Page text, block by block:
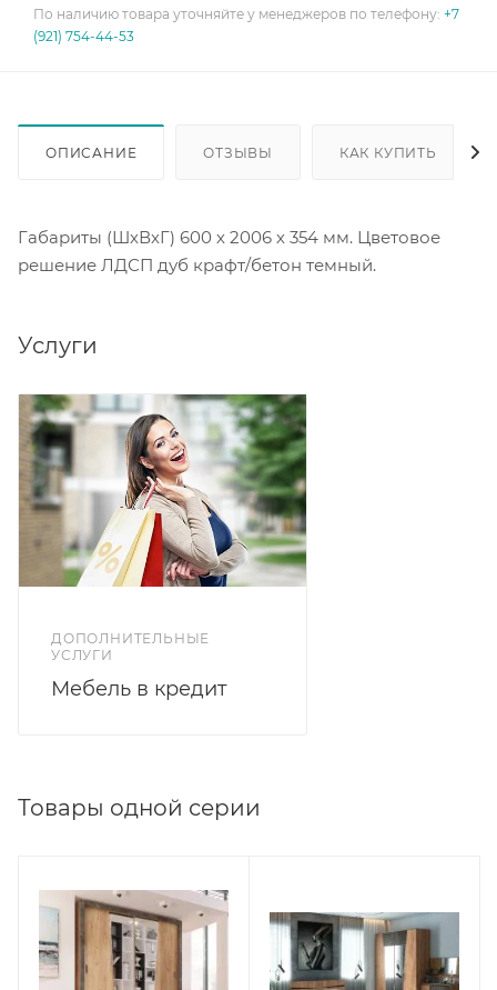
По наличию товара уточняйте у менеджеров по телефону: +7
(921) 754-44-53
ОПИСАНИЕ ОТЗЫВЫ КАК КУПИТЬ
Габариты (ШхВхГ) 600 х 2006 х 354 мм. Цветовое
решение ЛДСП дуб крафт/бетон темный.
Услуги
ДОПОЛНИТЕЛЬНЫЕ
УСЛУГИ
Мебель в кредит
Товары одной серии